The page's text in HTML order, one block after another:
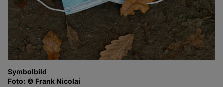
Symbolbild
Foto: © Frank Nicolai